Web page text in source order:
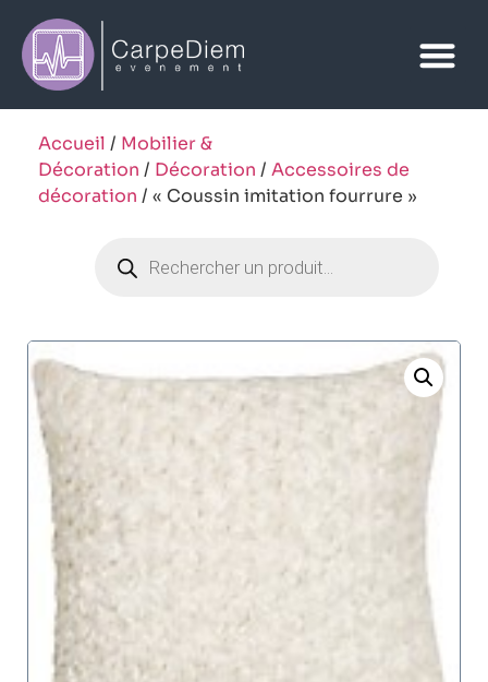
Accueil / Mobilier &
Décoration / Décoration / Accessoires de
décoration / « Coussin imitation fourrure »